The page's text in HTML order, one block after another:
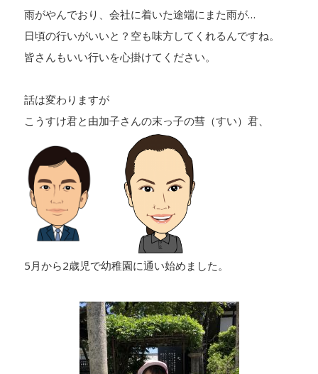
雨がやんでおり、会社に着いた途端にまた雨が…
日頃の行いがいいと？空も味方してくれるんですね。
皆さんもいい行いを心掛けてください。
話は変わりますが
こうすけ君と由加子さんの末っ子の彗（すい）君、
5月から2歳児で幼稚園に通い始めました。